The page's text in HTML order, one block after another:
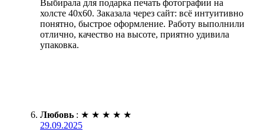
Выбирала для подарка печать фотографии на
холсте 40х60. Заказала через сайт: всё интуитивно
понятно, быстрое оформление. Работу выполнили
отлично, качество на высоте, приятно удивила
упаковка.
Любовь : ★ ★ ★ ★ ★
29.09.2025